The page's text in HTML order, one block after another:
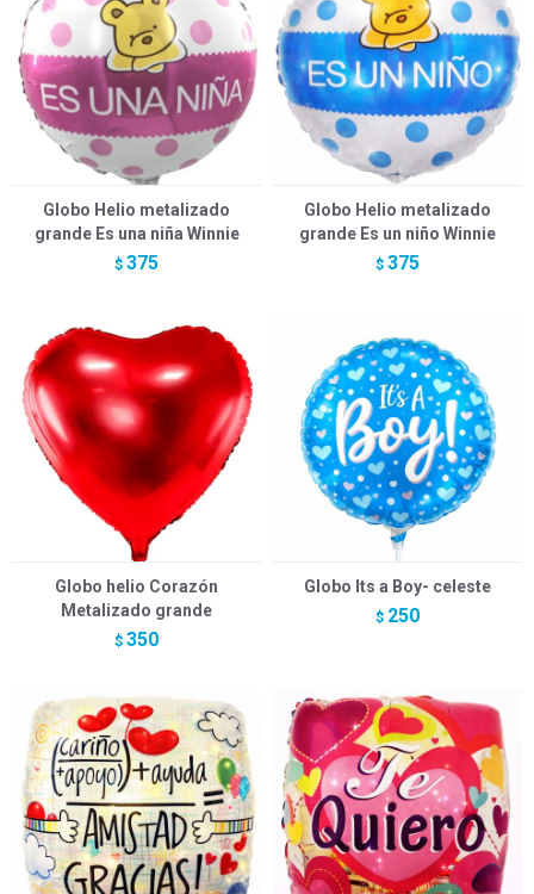
Globo Helio metalizado
grande Es una niña Winnie
$ 375
Globo Helio metalizado
grande Es un niño Winnie
$ 375
Globo helio Corazón
Metalizado grande
$ 350
Globo Its a Boy- celeste
$ 250